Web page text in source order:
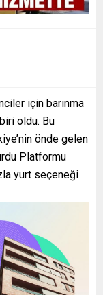
için barınma
oldu. Bu
önde gelen
Platformu
yurt seçeneği